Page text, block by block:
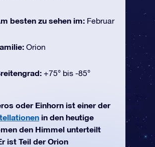
besten zu sehen im: Februar
Orion
+75° bis -85°
oder Einhorn ist einer der
in den heutige
den Himmel unterteilt
ist Teil der Orion